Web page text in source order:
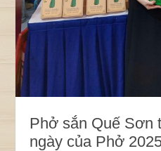
Phở sắn Quế Sơn
ngày của Phở